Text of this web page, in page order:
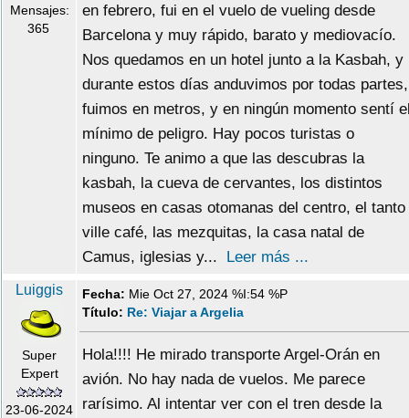
Mensajes:
365
en febrero, fui en el vuelo de vueling desde
Barcelona y muy rápido, barato y mediovacío.
Nos quedamos en un hotel junto a la Kasbah, y
durante estos días anduvimos por todas partes,
fuimos en metros, y en ningún momento sentí
mínimo de peligro. Hay pocos turistas o
ninguno. Te animo a que las descubras la
kasbah, la cueva de cervantes, los distintos
museos en casas otomanas del centro, el tanto
ville café, las mezquitas, la casa natal de
Camus, iglesias y... Leer más ...
Luiggis
Super
Expert
23-06-2024
Fecha: Mie Oct 27, 2024 %I:54 %P
Título: Re: Viajar a Argelia
Hola!!!! He mirado transporte Argel-Orán en
avión. No hay nada de vuelos. Me parece
rarísimo. Al intentar ver con el tren desde la